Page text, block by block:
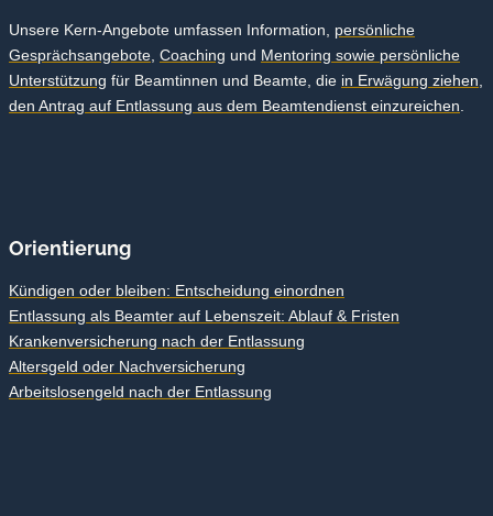
Unsere Kern-Angebote umfassen Information, persönliche
Gesprächsangebote Coaching und Mentoring sowie persönliche
Unterstützung für Beamtinnen und Beamte, die in Erwägung ziehen,
den Antrag auf Entlassung aus dem Beamtendienst einzureichen
Orientierung
Kündigen oder bleiben: Entscheidung einordnen
Entlassung als Beamter auf Lebenszeit: Ablauf & Fristen
Krankenversicherung nach der Entlassung
Altersgeld oder Nachversicherung
Arbeitslosengeld nach der Entlassung